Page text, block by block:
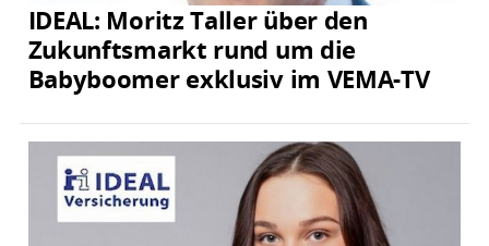
IDEAL: Moritz Taller über den
Zukunftsmarkt rund um die
Babyboomer exklusiv im VEMA-TV